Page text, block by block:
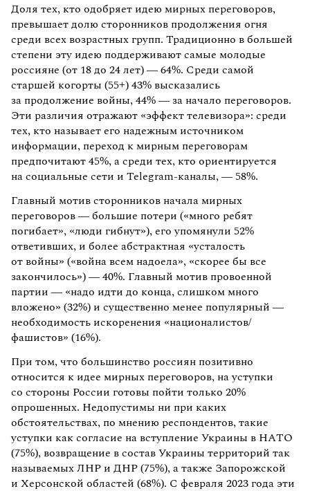
Доля тех, кто одобряет идею мирных переговоров,
превышает долю сторонников продолжения огня
среди всех возрастных групп. Традиционно в большей
степени эту идею поддерживают самые молодые
россияне (от 18 до 24 лет) — 64%. Среди самой
старшей когорты (55+) 43% высказались
за продолжение войны, 44% — за начало переговоров.
Эти различия отражают «эффект телевизора»: среди
тех, кто называет его надежным источником
информации, переход к мирным переговорам
предпочитают 45%, а среди тех, кто ориентируется
на социальные сети и Telegram-каналы, — 58%.
Главный мотив сторонников начала мирных
переговоров — большие потери («много ребят
погибает», «люди гибнут»), его упомянули 52%
ответивших, и более абстрактная «усталость
от войны» («война всем надоела», «скорее бы все
закончилось») — 40%. Главный мотив провоенной
партии — «надо идти до конца, слишком много
вложено» (32%) и существенно менее популярный —
необходимость искоренения «националистов/
фашистов» (16%).
При том, что большинство россиян позитивно
относится к идее мирных переговоров, на уступки
со стороны России готовы пойти только 20%
опрошенных. Недопустимы ни при каких
обстоятельствах, по мнению респондентов, такие
уступки как согласие на вступление Украины в НАТО
(75%), возвращение в состав Украины территорий так
называемых ЛНР и ДНР (75%), а также Запорожской
и Херсонской областей (68%). С февраля 2023 года эти